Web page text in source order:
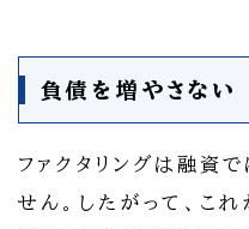
負債を増やさない
ファクタリングは融資
せん。したがって、こ